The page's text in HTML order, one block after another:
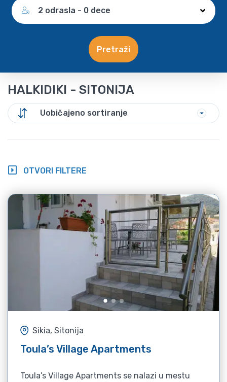
2 odrasla - 0 dece
Pretraži
HALKIDIKI - SITONIJA
Uobičajeno sortiranje
OTVORI FILTERE
Sikia, Sitonija
Toula’s Village Apartments
Toula’s Village Apartments se nalazi u mestu